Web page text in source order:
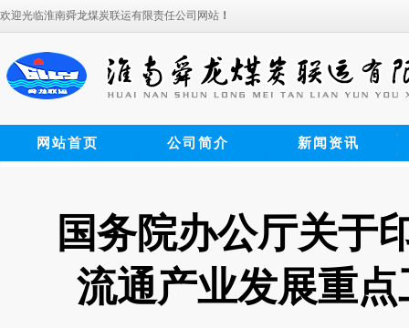
欢迎光临淮南舜龙煤炭联运有限责任公司网站 ！
网站首页 公司简介 新闻资讯
国务院办公厅关于
流通产业发展重